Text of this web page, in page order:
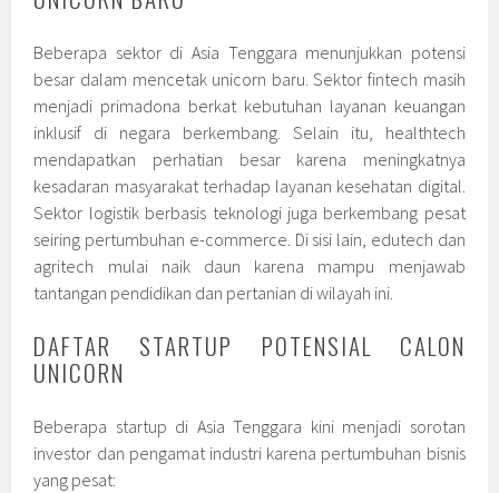
Beberapa sektor di Asia Tenggara menunjukkan potensi
besar dalam mencetak unicorn baru. Sektor fintech masih
menjadi primadona berkat kebutuhan layanan keuangan
inklusif di negara berkembang. Selain itu, healthtech
mendapatkan perhatian besar karena meningkatnya
kesadaran masyarakat terhadap layanan kesehatan digital.
Sektor logistik berbasis teknologi juga berkembang pesat
seiring pertumbuhan e-commerce. Di sisi lain, edutech dan
agritech mulai naik daun karena mampu menjawab
tantangan pendidikan dan pertanian di wilayah ini.
DAFTAR STARTUP POTENSIAL CALON
UNICORN
Beberapa startup di Asia Tenggara kini menjadi sorotan
investor dan pengamat industri karena pertumbuhan bisnis
yang pesat: